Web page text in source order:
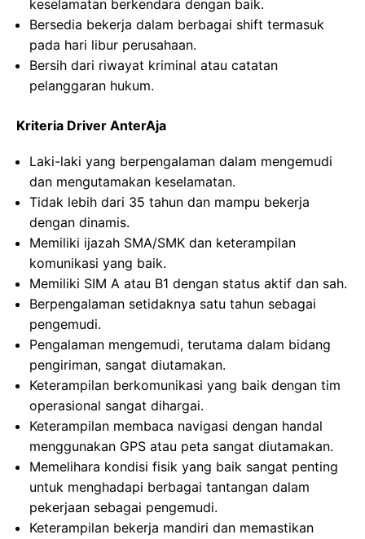
keselamatan berkendara dengan baik.
Bersedia bekerja dalam berbagai shift termasuk
pada hari libur perusahaan.
Bersih dari riwayat kriminal atau catatan
pelanggaran hukum.
Kriteria Driver AnterAja
Laki-laki yang berpengalaman dalam mengemudi
dan mengutamakan keselamatan.
Tidak lebih dari 35 tahun dan mampu bekerja
dengan dinamis.
Memiliki ijazah SMA/SMK dan keterampilan
komunikasi yang baik.
Memiliki SIM A atau B1 dengan status aktif dan sah.
Berpengalaman setidaknya satu tahun sebagai
pengemudi.
Pengalaman mengemudi, terutama dalam bidang
pengiriman, sangat diutamakan.
Keterampilan berkomunikasi yang baik dengan tim
operasional sangat dihargai.
Keterampilan membaca navigasi dengan handal
menggunakan GPS atau peta sangat diutamakan.
Memelihara kondisi fisik yang baik sangat penting
untuk menghadapi berbagai tantangan dalam
pekerjaan sebagai pengemudi.
Keterampilan bekerja mandiri dan memastikan